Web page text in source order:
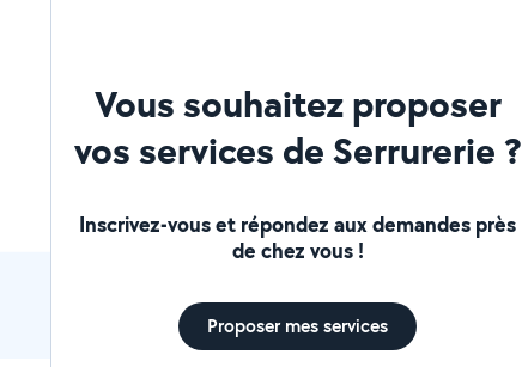
Vous souhaitez proposer
vos services de Serrurerie ?
Inscrivez-vous et répondez aux demandes près
de chez vous !
Proposer mes services